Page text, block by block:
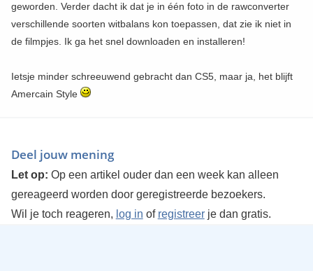
geworden. Verder dacht ik dat je in één foto in de rawconverter
verschillende soorten witbalans kon toepassen, dat zie ik niet in
de filmpjes. Ik ga het snel downloaden en installeren!
Ietsje minder schreeuwend gebracht dan CS5, maar ja, het blijft
Amercain Style
Deel jouw mening
Let op: Op een artikel ouder dan een week kan alleen
gereageerd worden door geregistreerde bezoekers.
Wil je toch reageren, log in of registreerje dan gratis.